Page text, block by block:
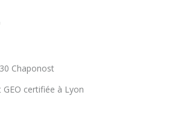
Chaponost
GEO certifiée à Lyon